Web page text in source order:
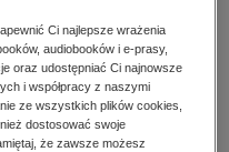
informatyka
Ci najlepsze wrażenia
audiobooków i e-prasy,
oraz udostępniać Ci najnowsze
i współpracy z naszymi
ze wszystkich plików cookies,
dostosować swoje
że zawsze możesz